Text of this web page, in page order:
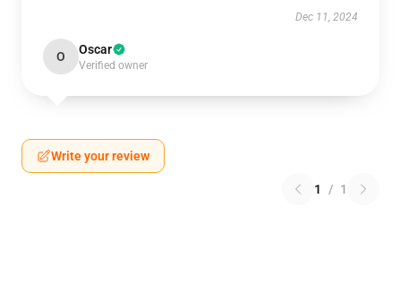
Dec 11, 2024
O Oscar
Verified owner
Write your review
1 / 1